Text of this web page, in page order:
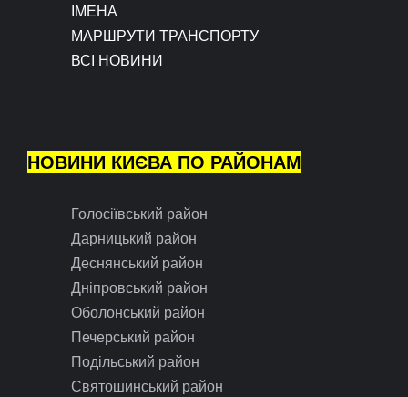
ІМЕНА
МАРШРУТИ ТРАНСПОРТУ
ВСІ НОВИНИ
НОВИНИ КИЄВА ПО РАЙОНАМ
Голосіївський район
Дарницький район
Деснянський район
Дніпровський район
Оболонський район
Печерський район
Подільський район
Святошинський район